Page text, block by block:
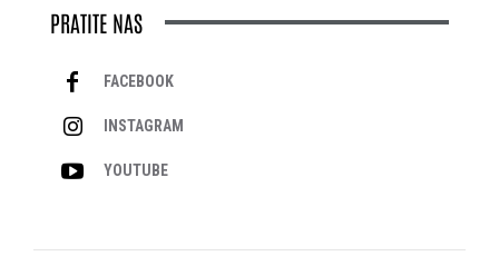
PRATITE NAS
FACEBOOK
INSTAGRAM
YOUTUBE